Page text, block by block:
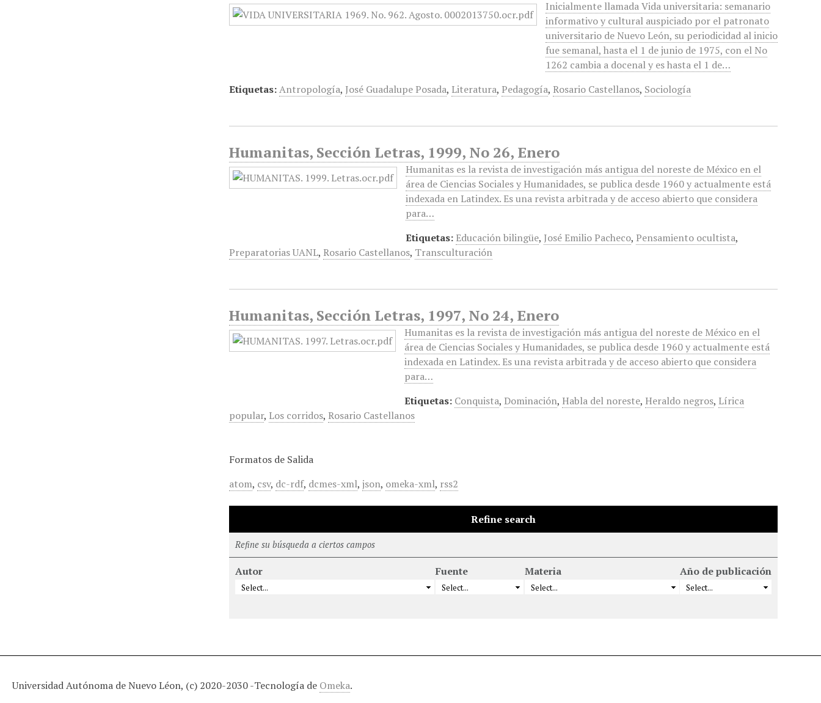
Inicialmente llamada Vida universitaria: semanario
informativo y cultural auspiciado por el patronato
universitario de Nuevo León, su periodicidad al inicio
fue semanal, hasta el 1 de junio de 1975, con el No
1262 cambia a docenal y es hasta el 1 de…
Etiquetas:Antropología, José Guadalupe Posada, Literatura, Pedagogía, Rosario Castellanos, Sociología
Humanitas, Sección Letras, 1999, No 26, Enero
Humanitas es la revista de investigación más antigua del noreste de México en el
área de Ciencias Sociales y Humanidades, se publica desde 1960 y actualmente está
indexada en Latindex. Es una revista arbitrada y de acceso abierto que considera
para…
Etiquetas: Educación bilingüe, José Emilio Pacheco, Pensamiento ocultista,
Preparatorias UANL, Rosario Castellanos, Transculturación
Humanitas, Sección Letras, 1997, No 24, Enero
Humanitas es la revista de investigación más antigua del noreste de México en el
área de Ciencias Sociales y Humanidades, se publica desde 1960 y actualmente está
indexada en Latindex. Es una revista arbitrada y de acceso abierto que considera
para…
Etiquetas: Conquista, Dominación, Habla del noreste, Heraldo negros, Lírica
popular, Los corridos, Rosario Castellanos
Formatos de Salida
atom, csv, dc-rdf, dcmes-xml,json, omeka-xml, rss2
Refine search
Refine su búsqueda a ciertos campos
Autor Fuente Materia Año de publicación
Universidad Autónoma de Nuevo Léon, (c) 2020-2030 -Tecnología de Omeka.